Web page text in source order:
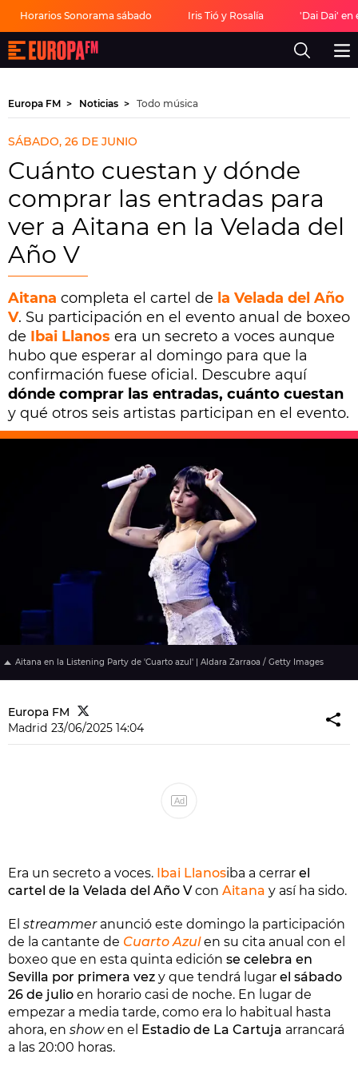
Horarios Sonorama sábado Iris Tió y Rosalía 'Dai Dai' en
Europa
FM
-
mejor
música,
virales,
celebrities
y
estilo
de
|
FM
Europa FM Noticias Todo música
SÁBADO, 26 DE JUNIO
Cuánto cuestan y dónde
comprar las entradas para
ver a Aitana en la Velada del
Año V
Aitana completa el cartel de la Velada del Año
V. Su participación en el evento anual de boxeo
de Ibai Llanos era un secreto a voces aunque
hubo que esperar al domingo para que la
confirmación fuese oficial. Descubre aquí
dónde comprar las entradas, cuánto cuestan
y qué otros seis artistas participan en el evento.
Aitana en la Listening Party de 'Cuarto azul' | Aldara Zarraoa / Getty Images
Europa FM
Madrid 23/06/2025 14:04
Ad
Era un secreto a voces. Ibai Llanosiba a cerrar el
cartel de la Velada del Año Vcon Aitana y así ha sido.
El streammeranunció este domingo la participación
de la cantante de Cuarto Azulen su cita anual con el
boxeo que en esta quinta edición se celebra en
Sevilla por primera vez y que tendrá lugar el sábado
26 de julio en horario casi de noche. En lugar de
empezar a media tarde, como era lo habitual hasta
ahora, en showen el Estadio de La Cartuja arrancará
a las 20:00 horas.